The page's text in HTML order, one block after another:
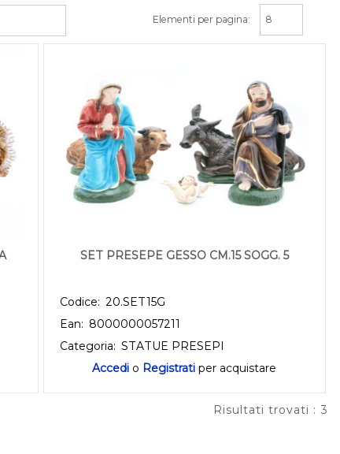
Elementi per pagina:
SET PRESEPE GESSO CM.15 SOGG. 5
Codice: 20.SET15G
Ean: 8000000057211
Categoria: STATUE PRESEPI
Accedi o Registrati per acquistare
Risultati trovati : 3